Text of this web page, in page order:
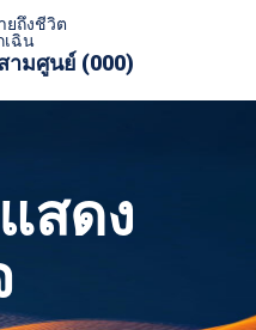
ยถึงชีวิต
เฉิน
ามศูนย์ (000)
สดง